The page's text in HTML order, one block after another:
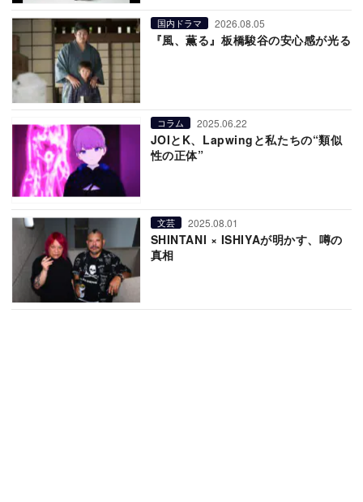
国内ドラマ 2026.08.05
『風、薫る』板橋駿谷の安心感が光る
コラム 2025.06.22
JOIとK、Lapwingと私たちの“類似
性の正体”
文芸 2025.08.01
SHINTANI × ISHIYAが明かす、噂の
真相